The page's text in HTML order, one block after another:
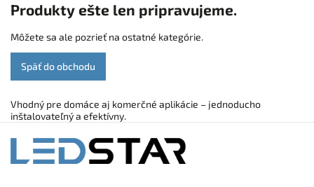
Produkty ešte len pripravujeme.
Môžete sa ale pozrieť na ostatné kategórie.
Späť do obchodu
Vhodný pre domáce aj komerčné aplikácie – jednoducho
inštalovateľný a efektívny.